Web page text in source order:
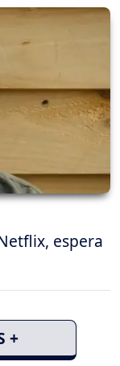
espera
+